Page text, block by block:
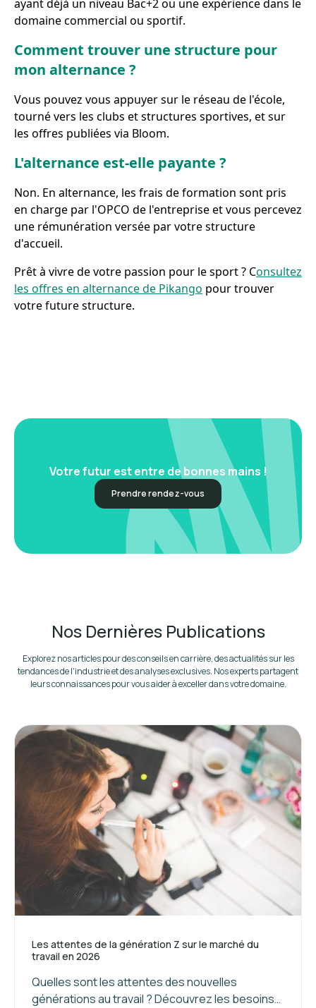
ayant déjà un niveau Bac+2 ou une expérience dans le
domaine commercial ou sportif.
Comment trouver une structure pour
mon alternance ?
Vous pouvez vous appuyer sur le réseau de l'école,
tourné vers les clubs et structures sportives, et sur
les offres publiées via Bloom.
L'alternance est-elle payante ?
Non. En alternance, les frais de formation sont pris
en charge par l'OPCO de l'entreprise et vous percevez
une rémunération versée par votre structure
d'accueil.
Prêt à vivre de votre passion pour le sport ? Consultez
les offres en alternance de Pikango pour trouver
votre future structure.
Votre futur est entre de bonnes mains !
Prendre rendez-vous
Nos Dernières Publications
Explorez nos articles pour des conseils en carrière, des actualités sur les
tendances de l'industrie et des analyses exclusives. Nos experts partagent
leurs connaissances pour vous aider à exceller dans votre domaine.
Les attentes de la génération Z sur le marché du
travail en 2026
Quelles sont les attentes des nouvelles
générations au travail ? Découvrez les besoins